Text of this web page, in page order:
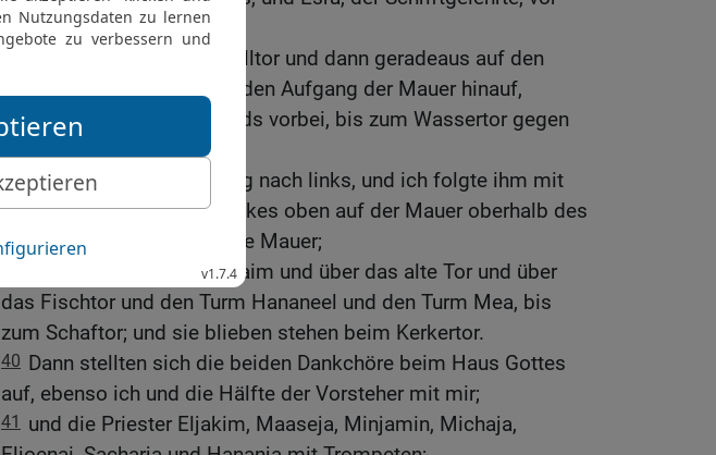
ihnen her.
Und sie zogen zum Quelltor und dann geradeaus auf den
Aufstieg zur Stadt Davids, den Aufgang der Mauer hinauf,
oberhalb des Hauses Davids vorbei, bis zum Wassertor gegen
38 Der zweite Dankchor zog nach links, und ich folgte ihm mit
der anderen Hälfte des Volkes oben auf der Mauer oberhalb des
Ofenturms, bis an die breite Mauer;
dann über das Tor Ephraim und über das alte Tor und über
das Fischtor und den Turm Hananeel und den Turm Mea, bis
zum Schaftor; und sie blieben stehen beim Kerkertor.
40 Dann stellten sich die beiden Dankchöre beim Haus Gottes
auf, ebenso ich und die Hälfte der Vorsteher mit mir;
41
und die Priester Eljakim, Maaseja, Minjamin, Michaja,